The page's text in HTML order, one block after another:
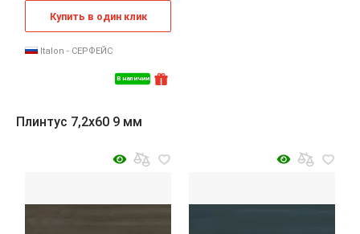
В наличии
Купить в один клик
Italon - СЕРФЕЙС
Плинтус 7,2x60 9 мм